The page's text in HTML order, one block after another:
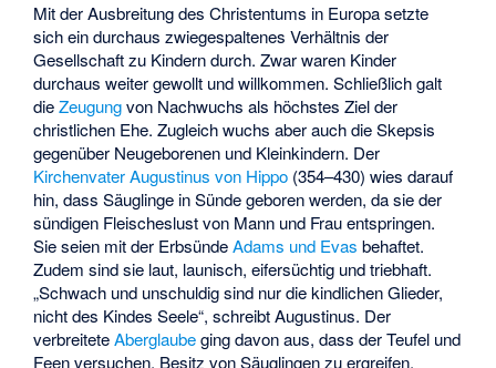
Mit der Ausbreitung des Christentums in Europa setzte
sich ein durchaus zwiegespaltenes Verhältnis der
Gesellschaft zu Kindern durch. Zwar waren Kinder
durchaus weiter gewollt und willkommen. Schließlich galt
dieZeugungvon Nachwuchs als höchstes Ziel der
christlichen Ehe. Zugleich wuchs aber auch die Skepsis
gegenüber Neugeborenen und Kleinkindern. Der
Kirchenvater Augustinus von Hippo (354–430) wies darauf
hin, dass Säuglinge in Sünde geboren werden, da sie der
sündigen Fleischeslust von Mann und Frau entspringen.
Sie seien mit der ErbsündeAdams und Evas behaftet.
Zudem sind sie laut, launisch, eifersüchtig und triebhaft.
„Schwach und unschuldig sind nur die kindlichen Glieder,
nicht des Kindes Seele“, schreibt Augustinus. Der
verbreiteteAberglaubeging davon aus, dass der Teufel und
Feen versuchen, Besitz von Säuglingen zu ergreifen.